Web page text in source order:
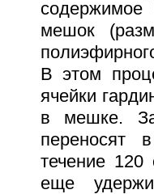
содержимое
мешок
В этом
ячейки
в мешке.
переносят
течение 120
еще